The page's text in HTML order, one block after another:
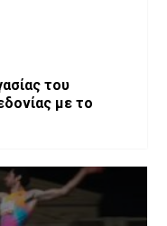
του
με το